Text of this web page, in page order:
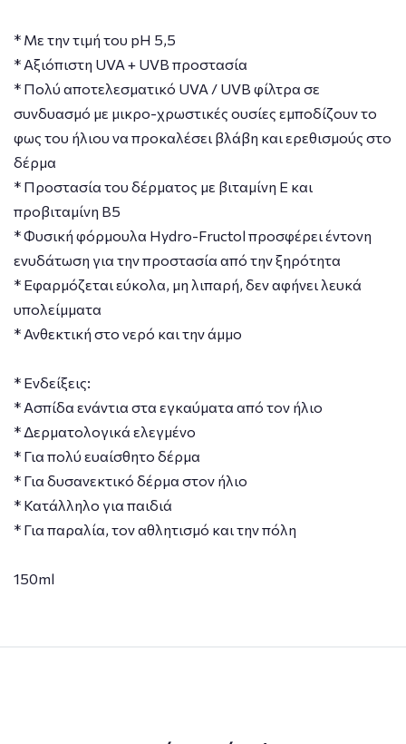
* Με την τιμή του pH 5,5
* Αξιόπιστη UVA + UVB προστασία
* Πολύ αποτελεσματικό UVA / UVB φίλτρα σε
συνδυασμό με μικρο-χρωστικές ουσίες εμποδίζουν το
φως του ήλιου να προκαλέσει βλάβη και ερεθισμούς στο
δέρμα
* Προστασία του δέρματος με βιταμίνη Ε και
προβιταμίνη Β5
* Φυσική φόρμουλα Hydro-Fructol προσφέρει έντονη
ενυδάτωση για την προστασία από την ξηρότητα
* Εφαρμόζεται εύκολα, μη λιπαρή, δεν αφήνει λευκά
υπολείμματα
* Ανθεκτική στο νερό και την άμμο
* Ενδείξεις:
* Ασπίδα ενάντια στα εγκαύματα από τον ήλιο
* Δερματολογικά ελεγμένο
* Για πολύ ευαίσθητο δέρμα
* Για δυσανεκτικό δέρμα στον ήλιο
* Κατάλληλο για παιδιά
* Για παραλία, τον αθλητισμό και την πόλη
150ml